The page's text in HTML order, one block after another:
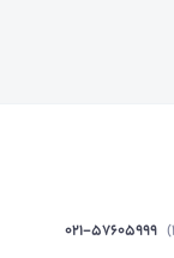
021-57605999